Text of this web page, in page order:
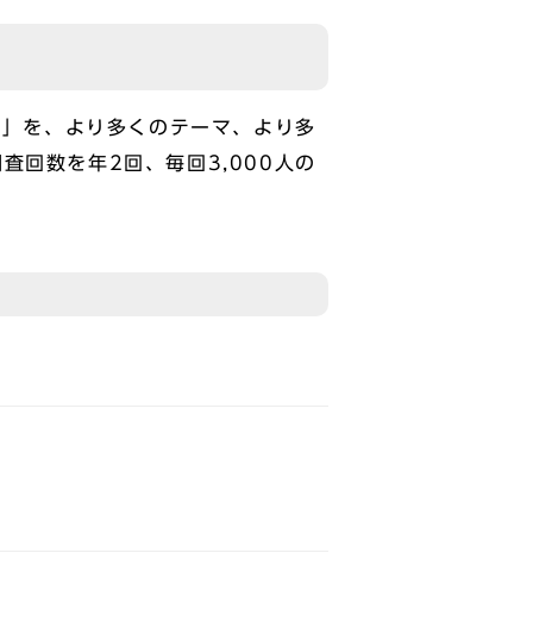
を、より多くのテーマ、より多
査回数を年2回、毎回3,000人の